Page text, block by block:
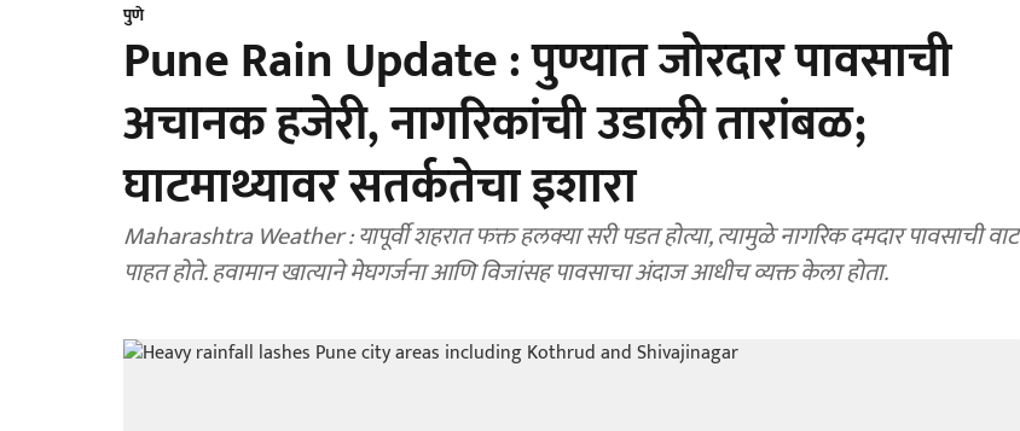
पुणे
Pune Rain Update : पुण्यात जोरदार पावसाची
अचानक हजेरी, नागरिकांची उडाली तारांबळ;
घाटमाथ्यावर सतर्कतेचा इशारा
Maharashtra Weather : यापूर्वी शहरात फक्त हलक्या सरी पडत होत्या, त्यामुळे नागरिक दमदार पावसाची वाट
पाहत होते. हवामान खात्याने मेघगर्जना आणि विजांसह पावसाचा अंदाज आधीच व्यक्त केला होता.